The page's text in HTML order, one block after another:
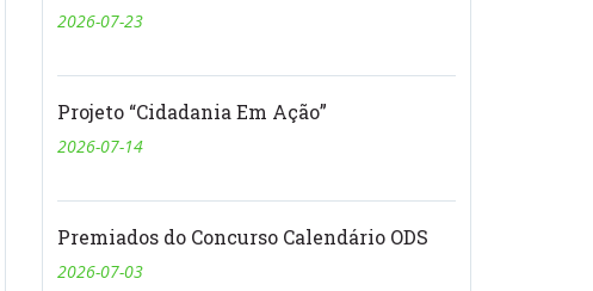
2026-07-23
Projeto “Cidadania Em Ação”
2026-07-14
Premiados do Concurso Calendário ODS
2026-07-03